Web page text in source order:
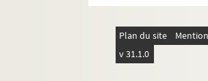
Plan du site
v 31.1.0